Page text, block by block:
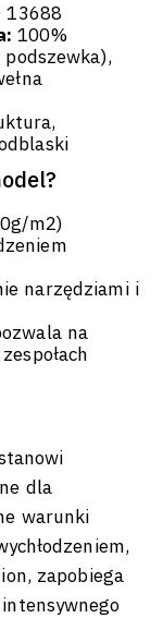
13688
100%
m2)
narzędziami i
na
dla
warunki
zapobiega